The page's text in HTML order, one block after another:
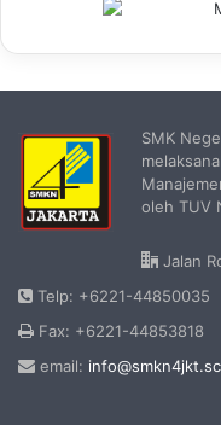
SMK
oleh TUV
Jalan
Telp: +6221-44850035
Fax: +6221-44853818
email: